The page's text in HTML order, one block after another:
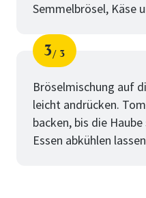
Semmelbrösel, Käse
Schritt
3
von
3
Bröselmischung auf
leicht andrücken.
backen, bis die
Essen abkühlen